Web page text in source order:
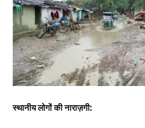
स्थानीय लोगों की नाराज़गी: